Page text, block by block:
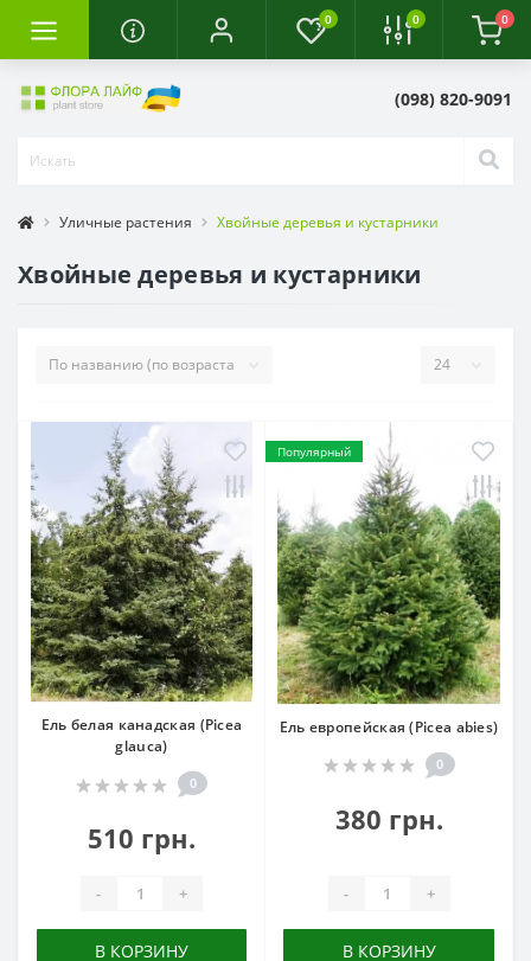
0 0 0
(098) 820-9091
Уличные растения Хвойные деревья и кустарники
Хвойные деревья и кустарники
Ель белая канадская (Picea
glauca)
0
510 грн.
- +
В КОРЗИНУ
Популярный
Ель европейская (Picea abies)
0
380 грн.
- +
В КОРЗИНУ